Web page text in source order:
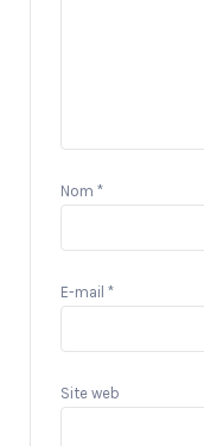
Nom *
E-mail *
Site web